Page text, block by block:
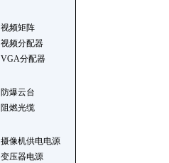
视频矩阵
视频分配器
VGA分配器
防爆云台
阻燃光缆
摄像机供电电源
变压器电源